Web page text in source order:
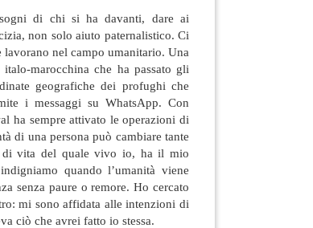
di chi si ha davanti, dare ai
non solo aiuto paternalistico. Ci
lavorano nel campo umanitario. Una
marocchina che ha passato gli
geografiche dei profughi che
i messaggi su WhatsApp. Con
ha sempre attivato le operazioni di
di una persona può cambiare tante
vita del quale vivo io, ha il mio
quando l’umanità viene
senza paure o remore. Ho cercato
mi sono affidata alle intenzioni di
ciò che avrei fatto io stessa.